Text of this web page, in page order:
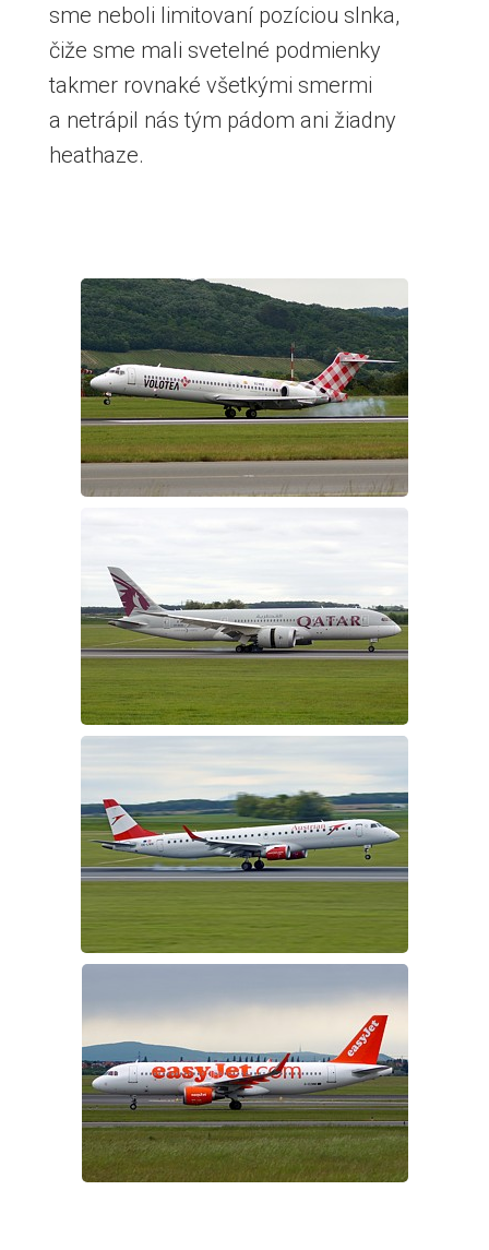
sme neboli limitovaní pozíciou slnka,
čiže sme mali svetelné podmienky
takmer rovnaké všetkými smermi
a netrápil nás tým pádom ani žiadny
heathaze.